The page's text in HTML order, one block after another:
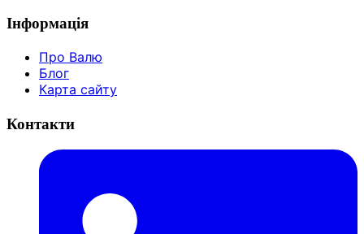
Інформація
Про Валю
Блог
Карта сайту
Контакти